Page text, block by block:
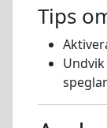
Tips
speglar